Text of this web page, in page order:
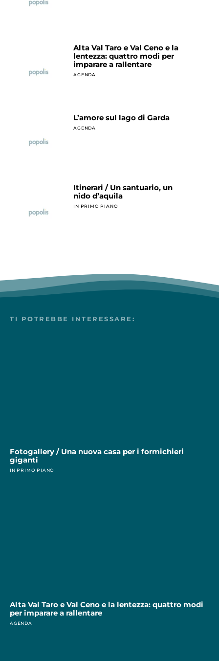
Alta Val Taro e Val Ceno e la
lentezza: quattro modi per
imparare a rallentare
AGENDA
L’amore sul lago di Garda
AGENDA
Itinerari / Un santuario, un
nido d’aquila
IN PRIMO PIANO
TI POTREBBE INTERESSARE:
Fotogallery / Una nuova casa per i formichieri
giganti
IN PRIMO PIANO
Alta Val Taro e Val Ceno e la lentezza: quattro modi
per imparare a rallentare
AGENDA